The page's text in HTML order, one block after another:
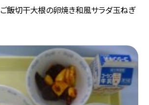
飯切干大根の卵焼き和風サラダ玉ねぎ